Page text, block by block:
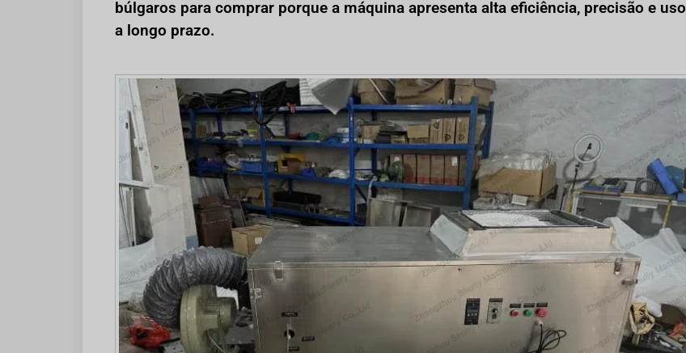
búlgaros para comprar porque a máquina apresenta alta eficiência, precisão e uso
a longo prazo.